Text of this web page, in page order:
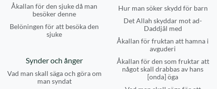
Hur man söker skydd för barn
Det Allah skyddar mot ad-
Daddjâl med
Åkallan för fruktan att hamna i
avguderi
Åkallan för den som fruktar att
något skall drabbas av hans
[onda] öga
Åkallan för den sjuke då man
besöker denne
Belöningen för att besöka den
sjuke
Synder och ånger
Vad man skall säga och göra om
man syndat